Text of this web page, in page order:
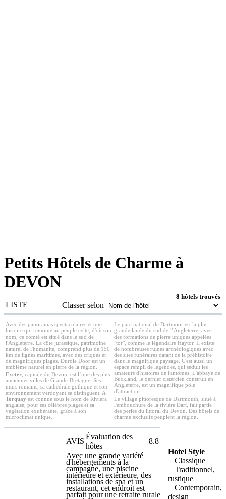
Petits Hôtels de Charme à
DEVON
LISTE
8 hôtels trouvés
Classer selon
Avec des panoramas spectaculaires et une
histoire qui remonte au peuple celte, d'où son
nom, ce comté est situé dans le sud de
l'Angleterre. La côte jurassique, patrimoine
naturel de l'humanité, comprend plus de 150
km de lignes maritimes, avec des criques et
de magnifiques plages. Durdle Door est un
emblème naturel en pierre de la région.
Exeter , capitale du Devon, est l’une des plus
anciennes villes de Grande-Bretagne. Ses
murs romains, sa cathédrale gothique et son
environnement verdoyant se distinguent. A
Torquay est connue sous le nom de Riviera
anglaise, pour ses célèbres plages et sa
végétation exubérante, grâce à son
microclimat unique.
Le parc national de Dartmoor est la plus
grande lande du sud de l’Angleterre, avec
des formations de pierre uniques appelées
"tor", comme le légendaire Haytor. Il existe
de nombreuses ruines archéologiques avec
des sites funéraires datant de la préhistoire
dans le magnifique paysage. C'est aussi un
espace rempli de légendes, qui séduit les
amateurs d'histoires de fantômes. L'abbaye de
Buckland, le dernier cistercien construit en
Angleterre, est un magnifique pôle
d'attraction.
Le village pittoresque de Dartmouth, situé à
l'embouchure de la rivière Dart, fait partie
des perles du littoral du Devon. Des hôtels de
charme exclusifs peuplent la région.
AVIS
Évaluation des
hôtes
8.8
Avec une grande variété
d'hébergements à la
campagne, une piscine
intérieure et extérieure, des
installations de spa et un
restaurant, cet endroit est
parfait pour une retraite rurale
Hotel Style
Classique
Traditionnel,
rustique
Contemporain,
design